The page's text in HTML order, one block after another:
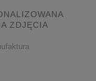
ZDJĘCIA